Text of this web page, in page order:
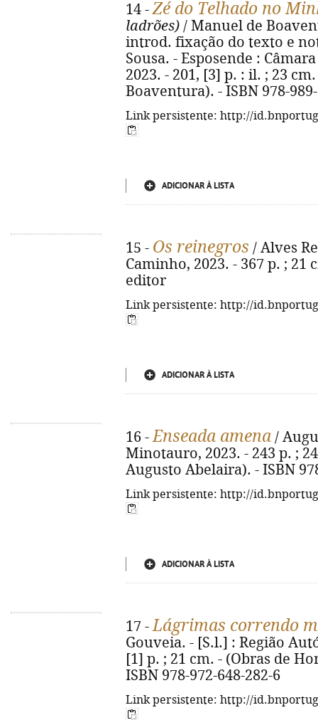
14 -Zé do Telhado no
ladrões) / Manuel de
introd. fixação do texto e
Sousa. - Esposende :
2023. - 201, [3] p. : il. ; 23
Boaventura). - ISBN 978-
Link persistente: http://
ADICIONAR À LISTA
15 - Os reinegros / Alves
Caminho, 2023. - 367 p. ; 21
editor
Link persistente: http://
ADICIONAR À LISTA
16 -Enseada amena /
Minotauro, 2023. - 243 p. ;
Augusto Abelaira). - ISBN
Link persistente: http://
ADICIONAR À LISTA
17 -Lágrimas correndo
Gouveia. - [S.l.] : Região
[1] p. ; 21 cm. - (Obras de
ISBN 978-972-648-282-6
Link persistente: http://